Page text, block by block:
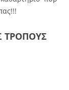
ΤΡΟΠΟΥΣ